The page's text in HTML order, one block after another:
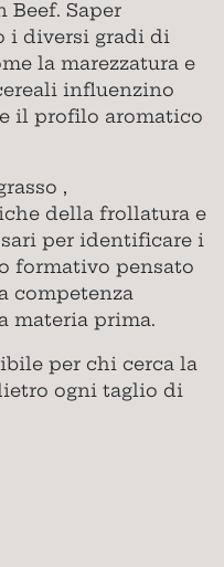
Beef. Saper
i diversi gradi di
la marezzatura e
influenzino
il profilo aromatico
,
della frollatura e
per identificare i
formativo pensato
competenza
materia prima.
per chi cerca la
ogni taglio di